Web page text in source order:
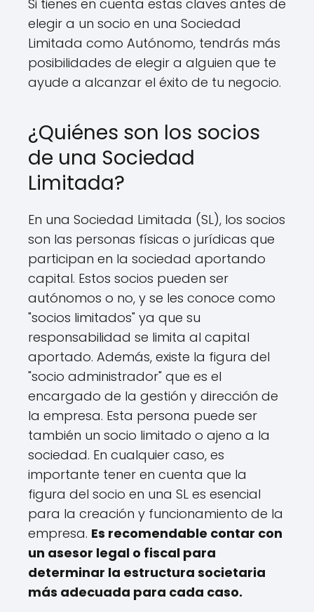
Si tienes en cuenta estas claves antes de
elegir a un socio en una Sociedad
Limitada como Autónomo, tendrás más
posibilidades de elegir a alguien que te
ayude a alcanzar el éxito de tu negocio.
¿Quiénes son los socios
de una Sociedad
Limitada?
En una Sociedad Limitada (SL), los socios
son las personas físicas o jurídicas que
participan en la sociedad aportando
capital. Estos socios pueden ser
autónomos o no, y se les conoce como
"socios limitados" ya que su
responsabilidad se limita al capital
aportado. Además, existe la figura del
"socio administrador" que es el
encargado de la gestión y dirección de
la empresa. Esta persona puede ser
también un socio limitado o ajeno a la
sociedad. En cualquier caso, es
importante tener en cuenta que la
figura del socio en una SL es esencial
para la creación y funcionamiento de la
empresa. Es recomendable contar con
un asesor legal o fiscal para
determinar la estructura societaria
más adecuada para cada caso.